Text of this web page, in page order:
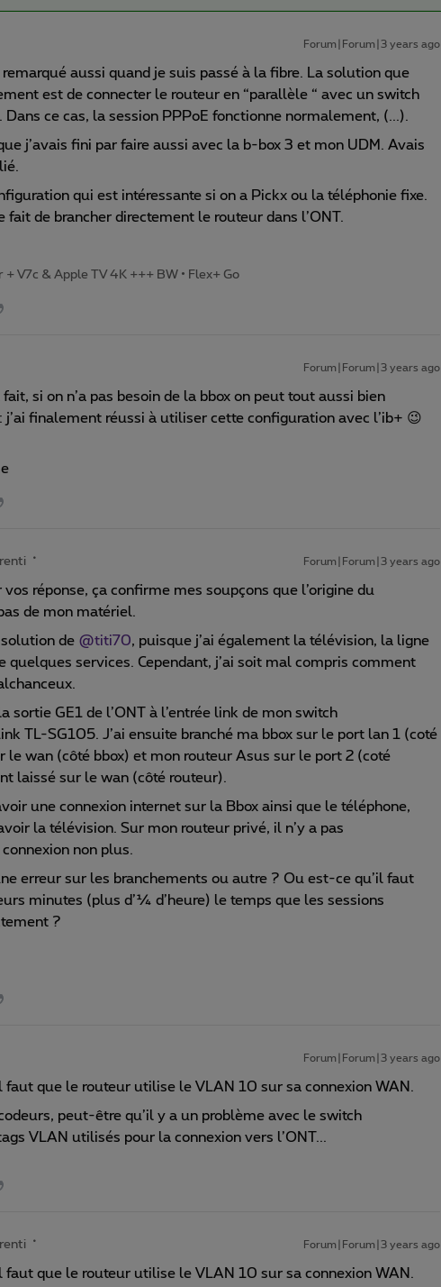
Forum|Forum|3 years ago
remarqué aussi quand je suis passé à la fibre. La solution que
est de connecter le routeur en “parallèle “ avec un switch
ce cas, la session PPPoE fonctionne normalement, (...).
j’avais fini par faire aussi avec la b-box 3 et mon UDM. Avais
qui est intéressante si on a Pickx ou la téléphonie fixe.
fait de brancher directement le routeur dans l’ONT.
+ V7c & Apple TV 4K +++ BW • Flex+ Go
Forum|Forum|3 years ago
si on n’a pas besoin de la bbox on peut tout aussi bien
j’ai finalement réussi à utiliser cette configuration avec l’ib+ 😉
Forum|Forum|3 years ago
vos réponse, ça confirme mes soupçons que l’origine du
de mon matériel.
solution de @titi70, puisque j’ai également la télévision, la ligne
quelques services. Cependant, j’ai soit mal compris comment
sortie GE1 de l’ONT à l’entrée link de mon switch
TL-SG105. J’ai ensuite branché ma bbox sur le port lan 1 (coté
le wan (côté bbox) et mon routeur Asus sur le port 2 (coté
laissé sur le wan (côté routeur).
une connexion internet sur la Bbox ainsi que le téléphone,
la télévision. Sur mon routeur privé, il n’y a pas
non plus.
erreur sur les branchements ou autre ? Ou est-ce qu’il faut
minutes (plus d’¼ d’heure) le temps que les sessions
?
Forum|Forum|3 years ago
faut que le routeur utilise le VLAN 10 sur sa connexion WAN.
peut-être qu’il y a un problème avec le switch
VLAN utilisés pour la connexion vers l’ONT...
Forum|Forum|3 years ago
faut que le routeur utilise le VLAN 10 sur sa connexion WAN.